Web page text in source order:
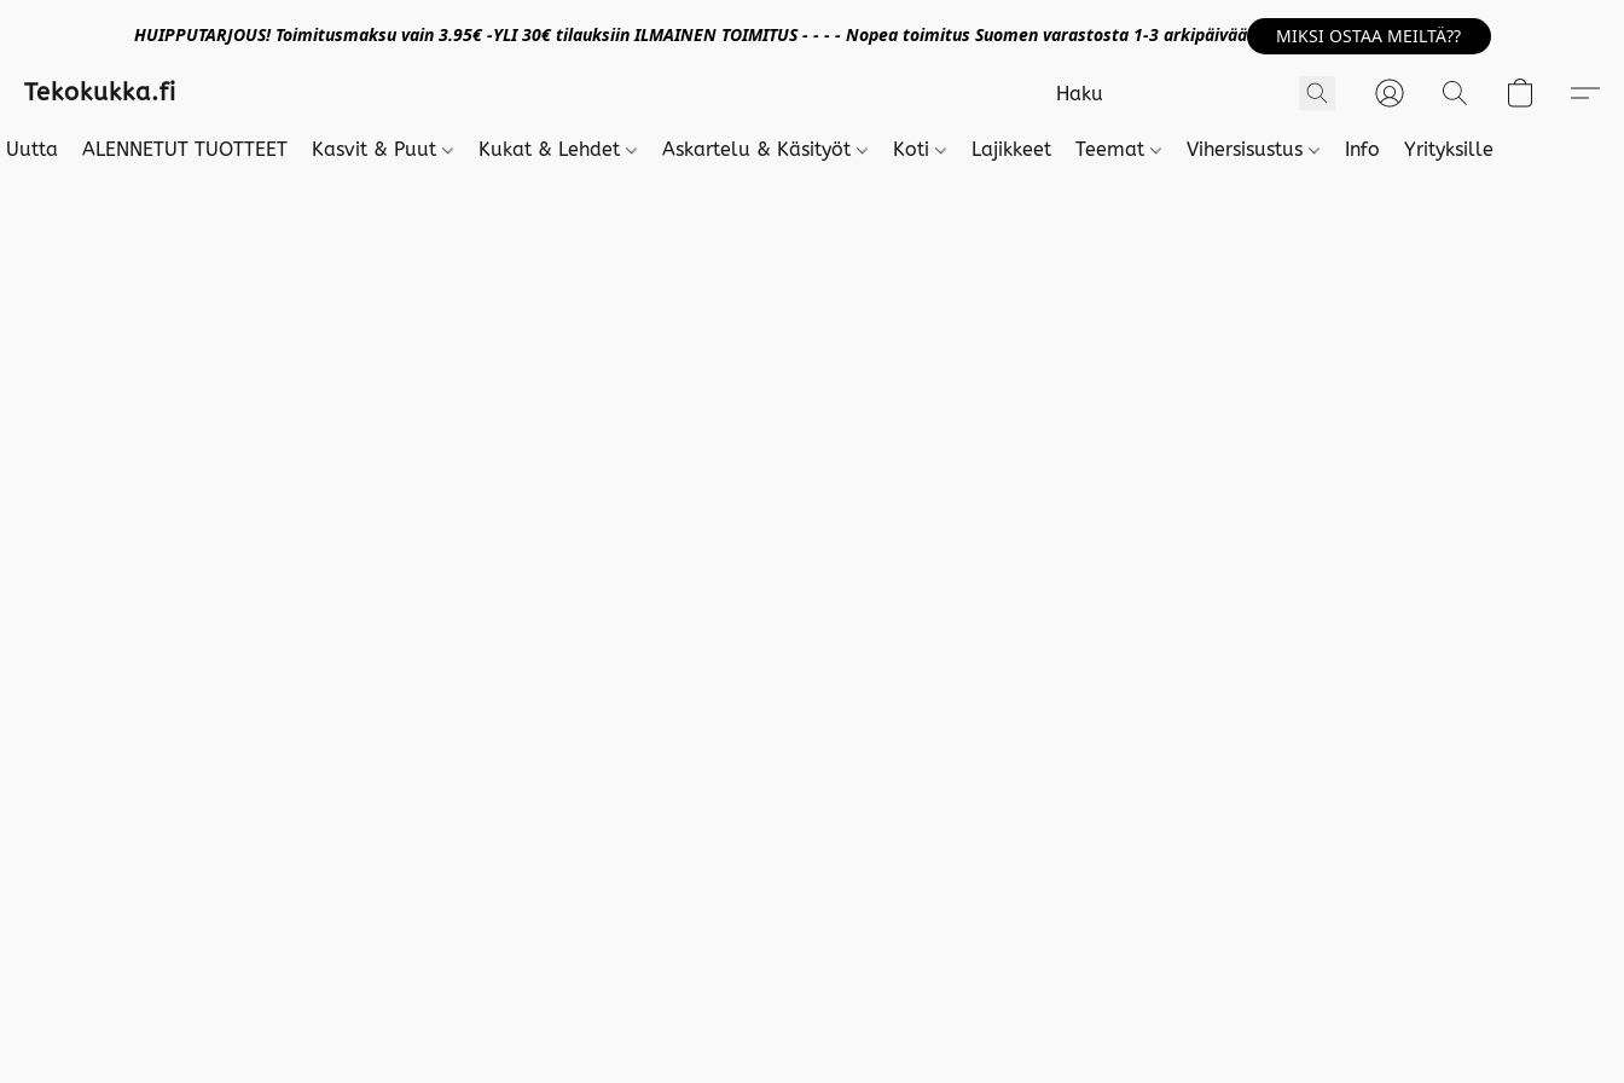
HUIPPUTARJOUS! Toimitusmaksu vain 3.95€ -YLI 30€ tilauksiin ILMAINEN TOIMITUS - - - - Nopea toimitus Suomen varastosta 1-3 arkipäivää MIKSI OSTAA MEILTÄ??
Tekokukka.fi
Uutta ALENNETUT TUOTTEET Kasvit & Puut Kukat & Lehdet Askartelu & Käsityöt Koti Lajikkeet Teemat Vihersisustus Info Yrityksille